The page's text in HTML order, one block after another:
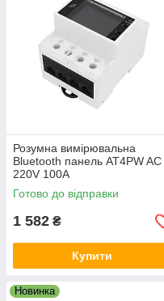
Розумна вимірювальна
Bluetooth панель AT4PW AC
220V 100A
Готово до відправки
1 582 ₴
Купити
Новинка